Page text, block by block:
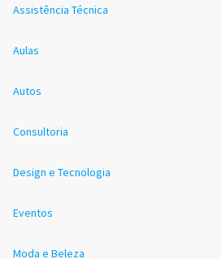
Assistência Técnica
Aulas
Autos
Consultoria
Design e Tecnologia
Eventos
Moda e Beleza